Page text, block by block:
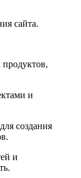
сайта.
продуктов,
и
создания
и